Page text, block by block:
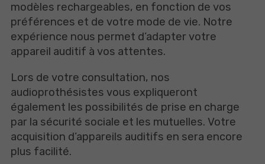
modèles rechargeables, en fonction de vos
préférences et de votre mode de vie. Notre
expérience nous permet d’adapter votre
appareil auditif à vos attentes.
Lors de votre consultation, nos
audioprothésistes vous expliqueront
également les possibilités de prise en charge
par la sécurité sociale et les mutuelles. Votre
acquisition d’appareils auditifs en sera encore
plus facilité.